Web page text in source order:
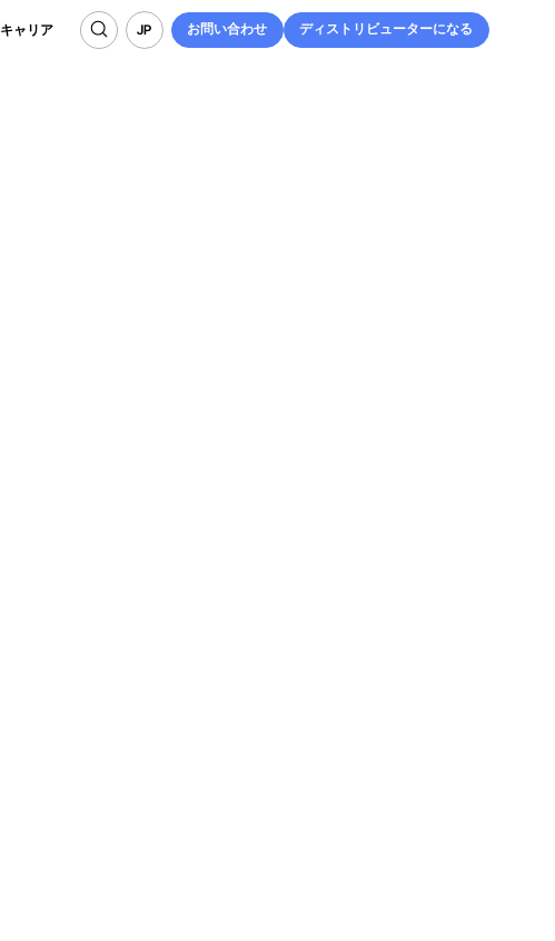
キャリア
JP
JP
お問い合わせ
お問い合わせ
ディストリビューターになる
ディストリビューターになる